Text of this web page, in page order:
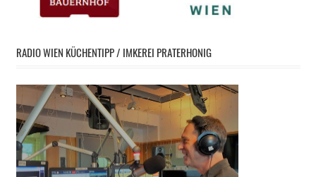
RADIO WIEN KÜCHENTIPP / IMKEREI PRATERHONIG